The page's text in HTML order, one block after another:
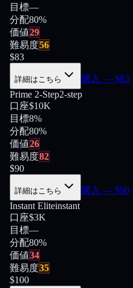
目標—
分配80%
価値29
難易度56
$83
詳細はこちら 購入 — $83
Prime 2-Step2-step
口座$10K
目標8%
分配80%
価値26
難易度82
$90
詳細はこちら 購入 — $90
Instant Eliteinstant
口座$3K
目標—
分配80%
価値34
難易度35
$100